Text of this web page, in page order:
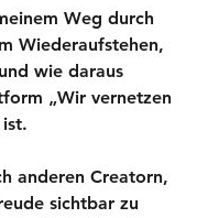
Weg durch
Wiederaufstehen,
wie daraus
„Wir vernetzen
anderen Creatorn,
sichtbar zu